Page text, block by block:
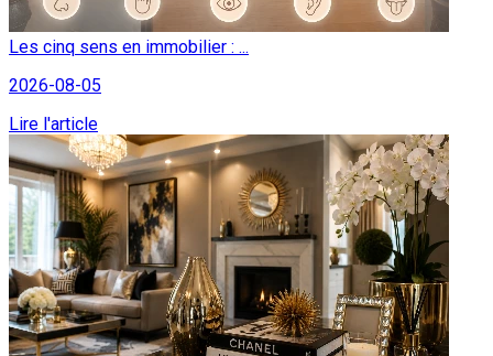
Les cinq sens en immobilier : ...
2026-08-05
Lire l'article